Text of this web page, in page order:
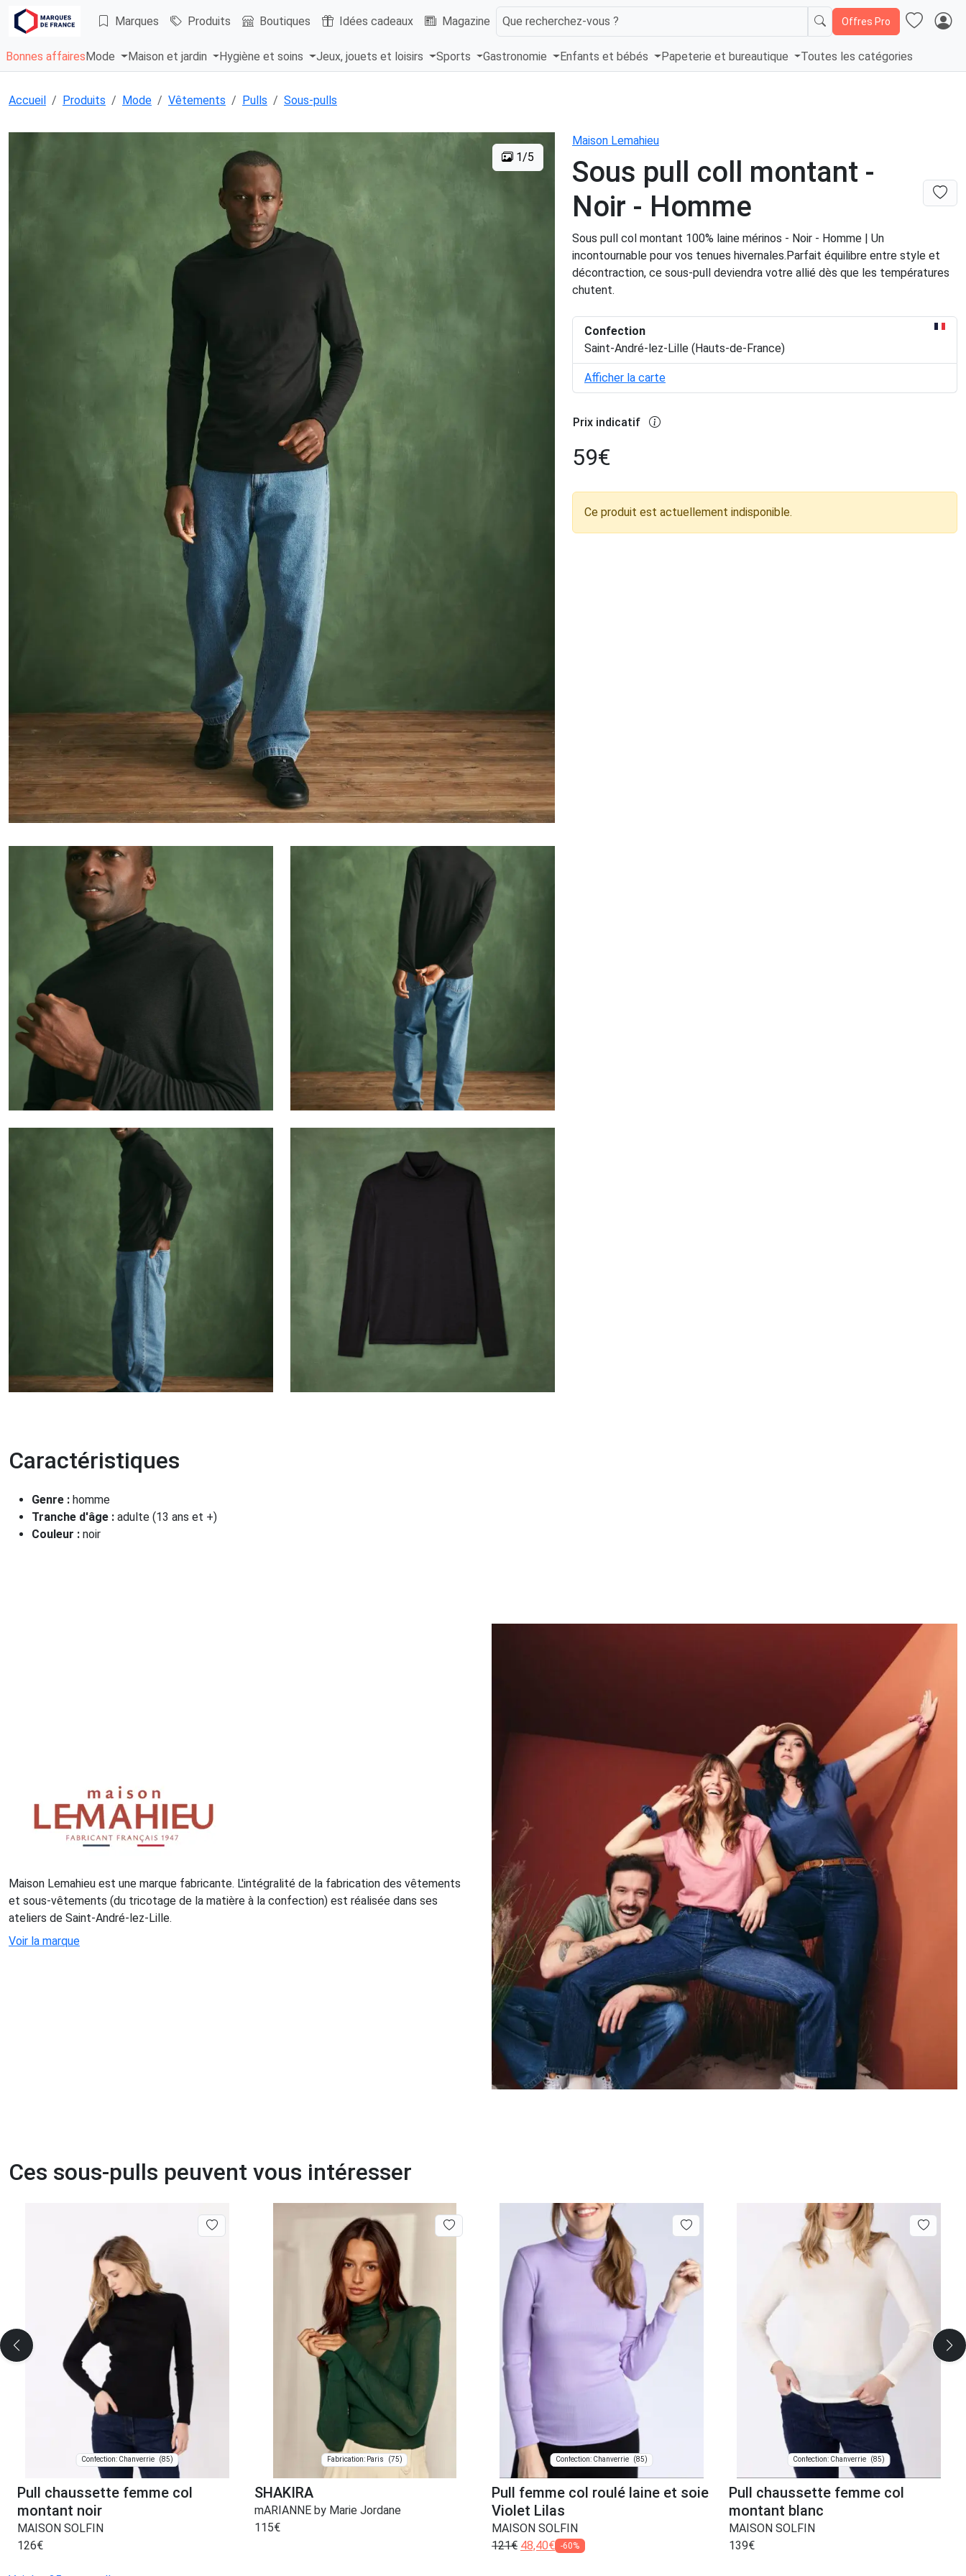
Marques Produits Boutiques Idées cadeaux Magazine Que recherchez-vous ? Offres Pro
Bonnes affaires Mode Maison et jardin Hygiène et soins Jeux, jouets et loisirs Sports Gastronomie Enfants et bébés Papeterie et bureautique Toutes les catégories
Accueil Produits Mode Vêtements Pulls Sous-pulls
1/5
Maison Lemahieu
Sous pull coll montant -
Noir - Homme
Sous pull col montant 100% laine mérinos - Noir - Homme | Un
incontournable pour vos tenues hivernales.Parfait équilibre entre style et
décontraction, ce sous-pull deviendra votre allié dès que les températures
chutent.
Confection
Saint-André-lez-Lille (Hauts-de-France)
Afficher la carte
Prix indicatif
59€
Ce produit est actuellement indisponible.
Caractéristiques
Genre : homme
Tranche d'âge : adulte (13 ans et +)
Couleur : noir
Maison Lemahieu est une marque fabricante. L'intégralité de la fabrication des vêtements
et sous-vêtements (du tricotage de la matière à la confection) est réalisée dans ses
ateliers de Saint-André-lez-Lille.
Voir la marque
Ces sous-pulls peuvent vous intéresser
Confection: Chanverrie (85)
Pull chaussette femme col
montant noir
MAISON SOLFIN
126€
Fabrication: Paris (75)
SHAKIRA
mARIANNE by Marie Jordane
115€
Confection: Chanverrie (85)
Pull femme col roulé laine et soie
Violet Lilas
MAISON SOLFIN
121€ 48,40€ -60%
Confection: Chanverrie (85)
Pull chaussette femme col
montant blanc
MAISON SOLFIN
139€